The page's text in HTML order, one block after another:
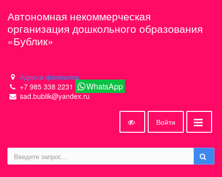
Автономная некоммерческая
организация дошкольного образования
«Бублик»
Адреса филиалов
+7 985 338 2231
WhatsApp
sad.bublik@yandex.ru
Войти